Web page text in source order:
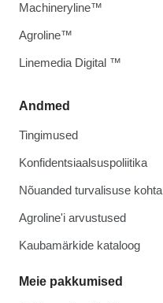
Andmed
Tingimused
Konfidentsiaalsuspoliitika
Nõuanded turvalisuse kohta
Agroline'i arvustused
Kaubamärkide kataloog
Meie pakkumised
Machineryline™
Agroline™
Linemedia Digital ™